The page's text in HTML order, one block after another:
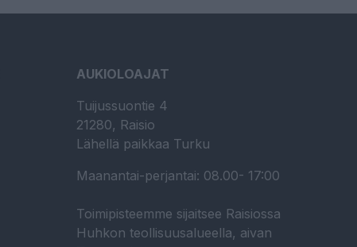
AUKIOLOAJAT
Tuijussuontie 4
21280, Raisio
Lähellä paikkaa Turku
Maanantai-perjantai: 08.00- 17:00
Toimipisteemme sijaitsee Raisiossa
Huhkon teollisuusalueella, aivan